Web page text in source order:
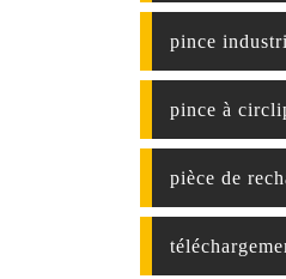
pince
pince à
pièce de